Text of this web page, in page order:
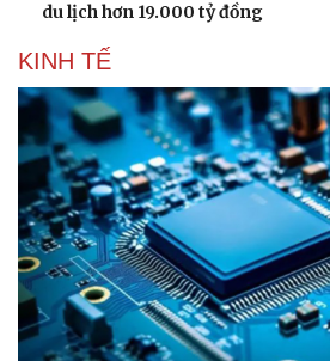
du lịch hơn 19.000 tỷ đồng
KINH TẾ